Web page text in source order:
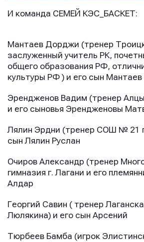
И команда СЕМЕЙ КЭС_БАСКЕТ:
Мантаев Дорджи (тренер
заслуженный учитель РК,
общего образования РФ,
культуры РФ ) и его сын
Эрендженов Вадим (тренер
и его сыновья Эрендженовы
Лялин Эрдни (тренер СОШ № 21
сын Лялин Руслан
Очиров Александр (тренер
гимназия г. Лагани и его
Алдар
Георгий Савин ( тренер
Люлякина) и его сын Арсений
Тюрбеев Бамба (игрок